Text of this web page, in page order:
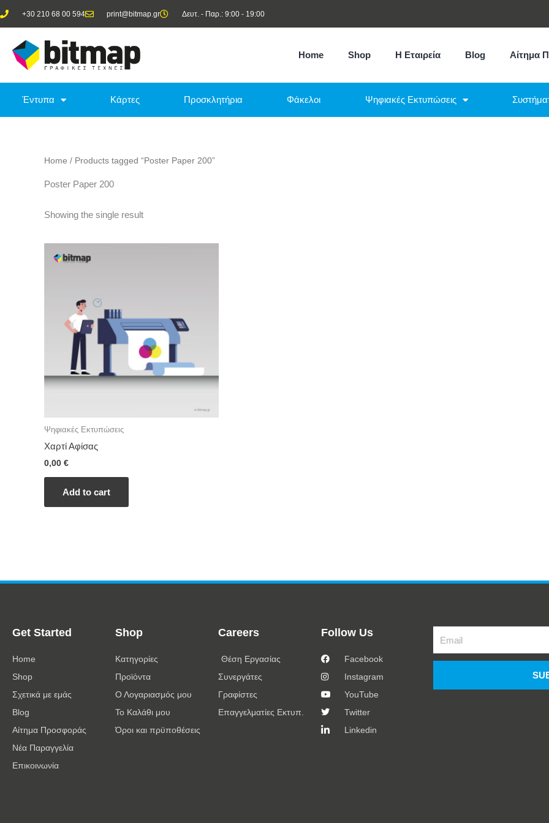
to
+30 210 68 00 594 print@bitmap.gr Δευτ. - Παρ.: 9:00 - 19:00
Home Shop Η Εταιρεία Blog Αίτημα
Έντυπα Κάρτες Προσκλητήρια Φάκελοι Ψηφιακές Εκτυπώσεις
Home / Products tagged “Poster Paper 200”
Poster Paper 200
Showing the single result
Ψηφιακές Εκτυπώσεις
Χαρτί Αφίσας
0,00 €
Add to cart
Get Started
Home
Shop
Σχετικά με εμάς
Blog
Αίτημα Προσφοράς
Νέα Παραγγελία
Επικοινωνία
Shop
Κατηγορίες
Προϊόντα
Ο Λογαριασμός μου
Το Καλάθι μου
Όροι και πρϋποθέσεις
Careers
Θέση Εργασίας
Συνεργάτες
Γραφίστες
Επαγγελματίες Εκτυπ.
Follow Us
Facebook
Instagram
YouTube
Twitter
Linkedin